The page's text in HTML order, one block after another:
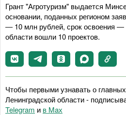
Грант "Агротуризм" выдается
основании, поданных регионом
― 10 млн рублей, срок освоения ―
области вошли 10 проектов.
Чтобы первыми узнавать о
Ленинградской области -
Telegram и в Maх